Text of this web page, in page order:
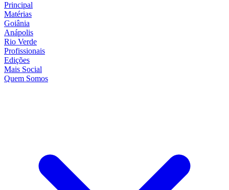
Principal
Matérias
Goiânia
Anápolis
Rio Verde
Profissionais
Edições
Mais Social
Quem Somos